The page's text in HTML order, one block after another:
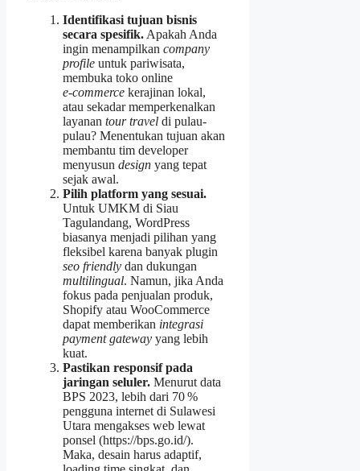
Identifikasi tujuan bisnis
secara spesifik. Apakah Anda
ingin menampilkan company
profile untuk pariwisata,
membuka toko online
e‑commerce kerajinan lokal,
atau sekadar memperkenalkan
layanan tour travel di pulau-
pulau? Menentukan tujuan akan
membantu tim developer
menyusun design yang tepat
sejak awal.
Pilih platform yang sesuai.
Untuk UMKM di Siau
Tagulandang, WordPress
biasanya menjadi pilihan yang
fleksibel karena banyak plugin
seo friendly dan dukungan
multilingual. Namun, jika Anda
fokus pada penjualan produk,
Shopify atau WooCommerce
dapat memberikan integrasi
payment gateway yang lebih
kuat.
Pastikan responsif pada
jaringan seluler. Menurut data
BPS 2023, lebih dari 70 %
pengguna internet di Sulawesi
Utara mengakses web lewat
ponsel (https://bps.go.id/).
Maka, desain harus adaptif,